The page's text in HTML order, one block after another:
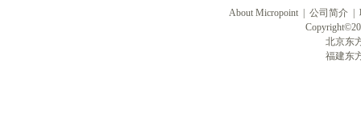
About Micropoint 公司简介
北京东
福建东